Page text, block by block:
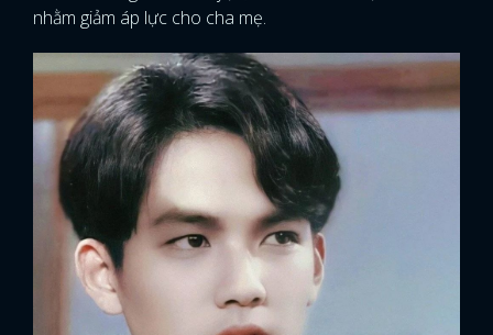
nhằm giảm áp lực cho cha mẹ.